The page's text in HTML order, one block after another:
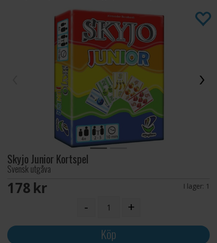
Skyjo Junior Kortspel
Svensk utgåva
178 SEK I lager: 1
- +
Köp